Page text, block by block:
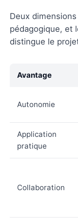
Deux
pédagogique, et
distingue le
Avantage
Autonomie
Application
pratique
Collaboration